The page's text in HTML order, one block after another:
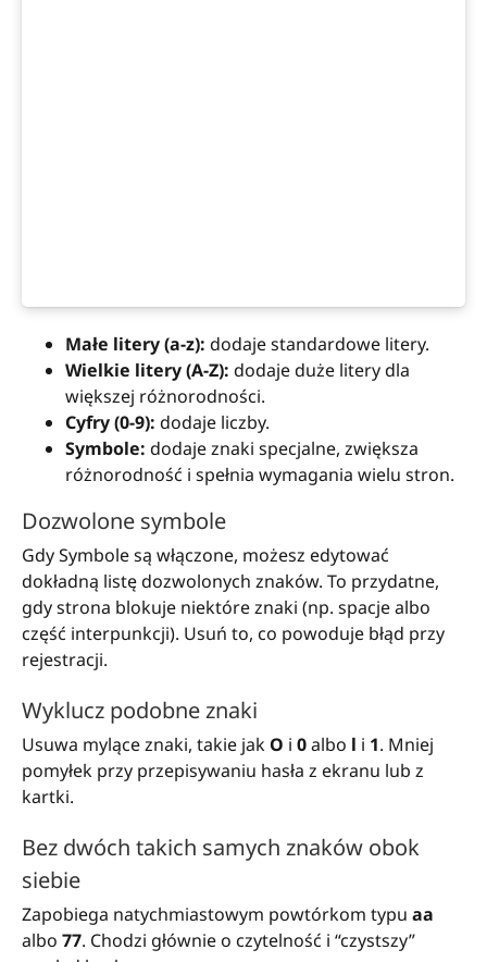
Małe litery (a-z): dodaje standardowe litery.
Wielkie litery (A-Z): dodaje duże litery dla
większej różnorodności.
Cyfry (0-9): dodaje liczby.
Symbole: dodaje znaki specjalne, zwiększa
różnorodność i spełnia wymagania wielu stron.
Dozwolone symbole
Gdy Symbole są włączone, możesz edytować
dokładną listę dozwolonych znaków. To przydatne,
gdy strona blokuje niektóre znaki (np. spacje albo
część interpunkcji). Usuń to, co powoduje błąd przy
rejestracji.
Wyklucz podobne znaki
Usuwa mylące znaki, takie jakO i 0albo l i 1. Mniej
pomyłek przy przepisywaniu hasła z ekranu lub z
kartki.
Bez dwóch takich samych znaków obok
siebie
Zapobiega natychmiastowym powtórkom typu aa
albo 77. Chodzi głównie o czytelność i “czystszy”